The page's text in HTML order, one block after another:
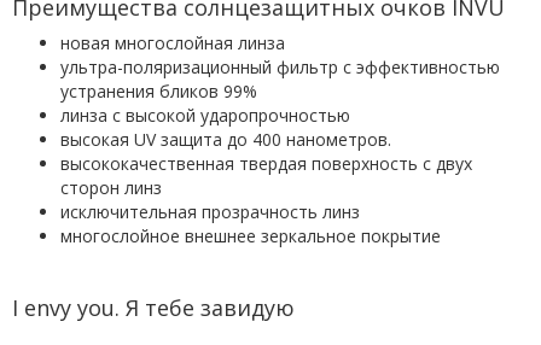
Преимущества солнцезащитных очков INVU
новая многослойная линза
ультра-поляризационный фильтр с эффективностью
устранения бликов 99%
линза с высокой ударопрочностью
высокая UV защита до 400 нанометров.
высококачественная твердая поверхность с двух
сторон линз
исключительная прозрачность линз
многослойное внешнее зеркальное покрытие
I envy you. Я тебе завидую